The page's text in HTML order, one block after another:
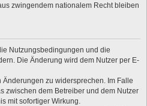
zwingendem nationalem Recht bleiben
Nutzungsbedingungen und die
Die Änderung wird dem Nutzer per E-
Änderungen zu widersprechen. Im Falle
zwischen dem Betreiber und dem Nutzer
mit sofortiger Wirkung.